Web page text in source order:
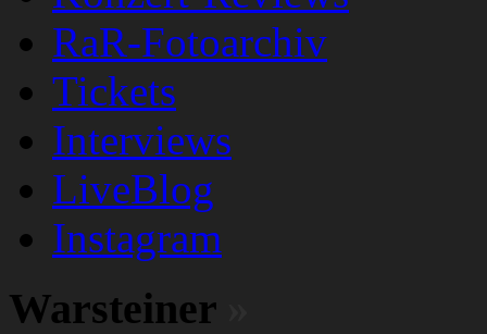
RaR-Fotoarchiv
Tickets
Interviews
LiveBlog
Instagram
Warsteiner